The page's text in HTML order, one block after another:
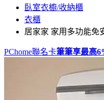
臥室衣櫥/收納櫃
衣櫃
居家家 家用多功能免
PChome聯名卡筆筆享最高